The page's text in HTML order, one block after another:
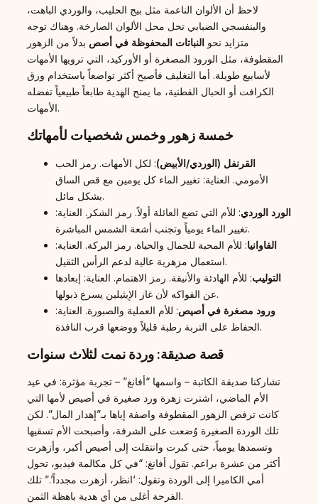
لاحظ أن الألوان الناعمة مثل بيج الحليب، والوردي الباهت،
والبنفسجي الضبابي تحل محل الألوان الصارخة. وهناك توجه
متزايد نحو النباتات المحفوظة في أصص بدلاً من الزهور
المقطوفة، مثل الورود المصغرة أو الأوركيد، التي ترويها الأمهات
لأسابيع طويلة. أما التغليف فأصبح أكثر تواضعاً باستخدام ورق
الكرافت أو الحبال القطنية، ما يمنح الهدية طابعاً طبيعياً تفضله
الأمهات.
خمسة زهور وخمس شخصيات لأمهاتك
القرنفل (الوردي/الأبيض): لكل الأمهات. رمز الحب
الأمومي. العناية: تغيير الماء كل يومين مع قص الساق
بشكل مائل.
الورد الوردي: للأم التي تضع العائلة أولاً. رمز الشكر. العناية:
تغيير الماء يومياً وتجنب أشعة الشمس المباشرة.
الفاوانيا: للأم المحبة للجمال والحياة. رمز البركة. العناية:
استعمال مزهرية عالية لدعم الرأس الثقيل.
التوليب: للأم الهادئة والأنيقة. رمز الاهتمام. العناية: إبعادها
عن الفواكه لأن غاز الإيثيلين يسرع ذبولها.
ورود مصغرة في أصيص: للأم العملية والصبورة. العناية:
الحفاظ على التربة رطبة قليلاً ووضعها قرب النافذة.
قصة صديقة: وردة نمت لثلاث سنوات
تشاركنا صديقة الكاتبة – واسمها “أفانغ” – تجربة مؤثرة: في عيد
الأم الماضي، اشترت زهرة ورد صغيرة في أصيص لأمها التي
كانت ترفض الزهور المقطوفة واصفة إياها بـ”إهدار المال”. لكن
تلك الوردة الصغيرة وُضعت على الشرفة، وأصبحت الأم تسقيها
وتسمدها يومياً، حتى كبرت وانتقلت إلى أصيص أكبر، وأزهرت
أكثر من عشرة براعم. تقول أفانغ: “في كل مكالمة فيديو، تحول
أمي الكاميرا إلى الوردة وتقول: ‘انظر، أزهرت مجدداً’.” تلك
الفرحة أغلى من أي هدية باهظة الثمن.